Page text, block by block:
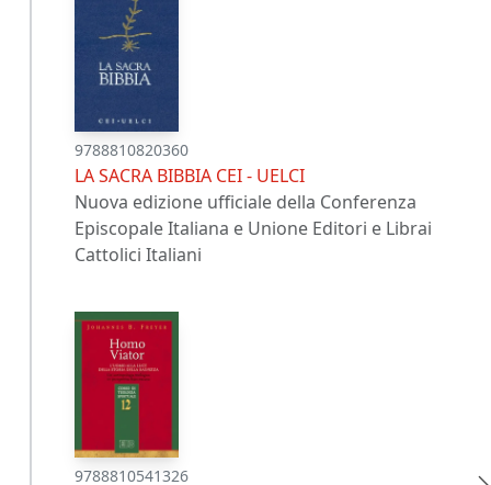
9788810820360
LA SACRA BIBBIA CEI - UELCI
Nuova edizione ufficiale della Conferenza
Episcopale Italiana e Unione Editori e Librai
Cattolici Italiani
9788810541326